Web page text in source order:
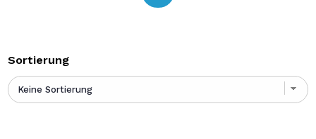
Sortierung